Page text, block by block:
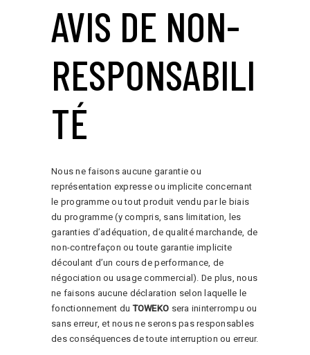
AVIS DE NON-
RESPONSABILI
TÉ
Nous ne faisons aucune garantie ou
représentation expresse ou implicite concernant
le programme ou tout produit vendu par le biais
du programme (y compris, sans limitation, les
garanties d’adéquation, de qualité marchande, de
non-contrefaçon ou toute garantie implicite
découlant d’un cours de performance, de
négociation ou usage commercial). De plus, nous
ne faisons aucune déclaration selon laquelle le
fonctionnement duTOWEKO sera ininterrompu ou
sans erreur, et nous ne serons pas responsables
des conséquences de toute interruption ou erreur.